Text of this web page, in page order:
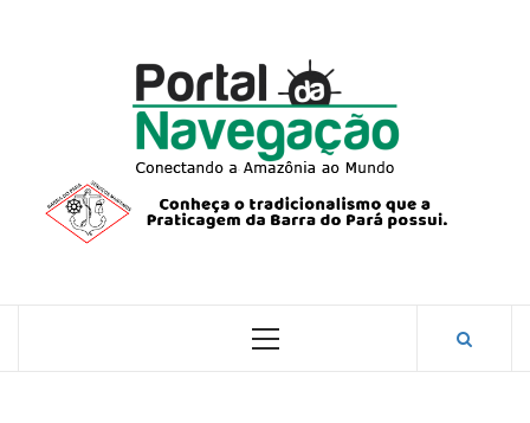
CONECTANDO A AMAZÔNIA COM O MUNDO.
Primary